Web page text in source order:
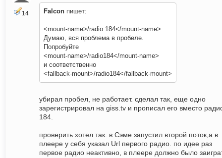
14 Falcon пишет:
<mount-name>/radio 184</mount-name>
Думаю, вся проблема в пробеле.
Попробуйте
<mount-name>/radio184</mount-name>
и соответственно
<fallback-mount>/radio184</fallback-mount>
убирал пробел, не работает. сделал так, еще одно
зарегистрировал на giss.tv и прописал его вместо
184.
проверить хотел так. в Сэме запустил второй поток,а в
плеере у себя указал Url первого радио. по идее раз
первое радио неактивно, в плеере должно было